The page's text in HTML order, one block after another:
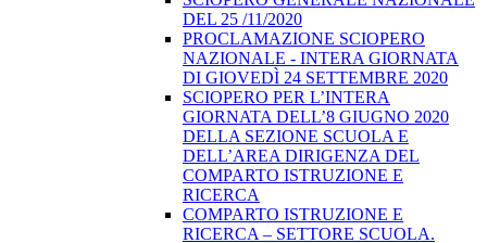
DEL 25 /11/2020
PROCLAMAZIONE SCIOPERO
NAZIONALE - INTERA GIORNATA
DI GIOVEDÌ 24 SETTEMBRE 2020
SCIOPERO PER L’INTERA
GIORNATA DELL’8 GIUGNO 2020
DELLA SEZIONE SCUOLA E
DELL’AREA DIRIGENZA DEL
COMPARTO ISTRUZIONE E
RICERCA
COMPARTO ISTRUZIONE E
RICERCA – SETTORE SCUOLA.